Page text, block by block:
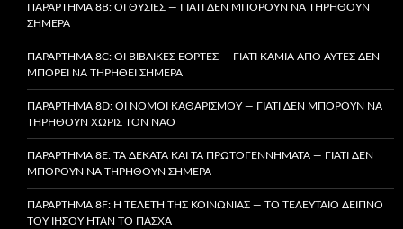
ΠΑΡΆΡΤΗΜΑ 8B: ΟΙ ΘΥΣΊΕΣ — ΓΙΑΤΊ ΔΕΝ ΜΠΟΡΟΎΝ ΝΑ ΤΗΡΗΘΟΎΝ
ΣΉΜΕΡΑ
ΠΑΡΆΡΤΗΜΑ 8C: ΟΙ ΒΙΒΛΙΚΈΣ ΕΟΡΤΈΣ — ΓΙΑΤΊ ΚΑΜΊΑ ΑΠΌ ΑΥΤΈΣ ΔΕΝ
ΜΠΟΡΕΊ ΝΑ ΤΗΡΗΘΕΊ ΣΉΜΕΡΑ
ΠΑΡΆΡΤΗΜΑ 8D: ΟΙ ΝΌΜΟΙ ΚΑΘΑΡΙΣΜΟΎ — ΓΙΑΤΊ ΔΕΝ ΜΠΟΡΟΎΝ ΝΑ
ΤΗΡΗΘΟΎΝ ΧΩΡΊΣ ΤΟΝ ΝΑΌ
ΠΑΡΆΡΤΗΜΑ 8E: ΤΑ ΔΈΚΑΤΑ ΚΑΙ ΤΑ ΠΡΩΤΟΓΕΝΝΉΜΑΤΑ — ΓΙΑΤΊ ΔΕΝ
ΜΠΟΡΟΎΝ ΝΑ ΤΗΡΗΘΟΎΝ ΣΉΜΕΡΑ
ΠΑΡΆΡΤΗΜΑ 8F: Η ΤΕΛΕΤΉ ΤΗΣ ΚΟΙΝΩΝΊΑΣ — ΤΟ ΤΕΛΕΥΤΑΊΟ ΔΕΊΠΝΟ
ΤΟΥ ΙΗΣΟΎ ΉΤΑΝ ΤΟ ΠΆΣΧΑ